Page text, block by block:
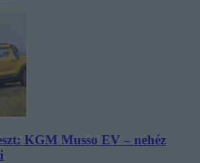
KGM Musso EV – nehéz